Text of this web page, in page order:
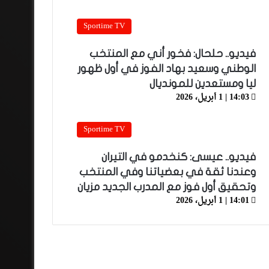
Sportime TV
فيديو.. حلحال: فخور أني مع المنتخب
الوطني وسعيد بهاد الفوز في أول ظهور
ليا ومستعدين للمونديال
14:03 | 1 أبريل، 2026
Sportime TV
فيديو.. عيسى: كنخدمو في التيران
وعندنا ثقة في بعضياتنا وفي المنتخب
وتحقيق أول فوز مع المدرب الجديد مزيان
14:01 | 1 أبريل، 2026